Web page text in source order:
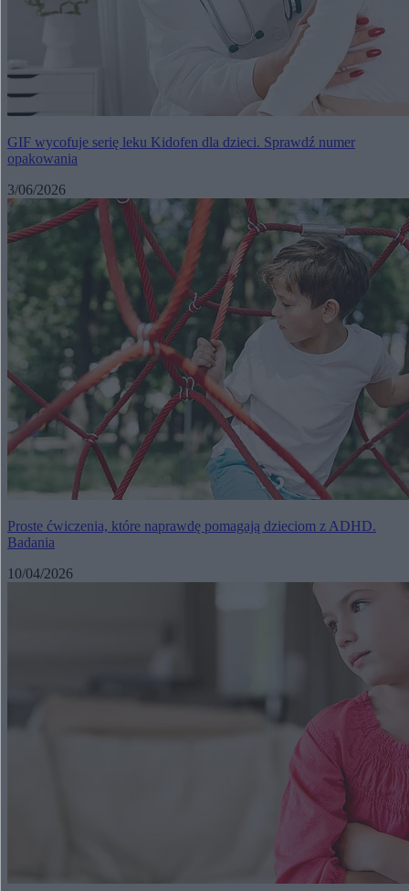
GIF wycofuje serię leku Kidofen dla dzieci. Sprawdź numer
opakowania
3/06/2026
Proste ćwiczenia, które naprawdę pomagają dzieciom z ADHD.
Badania
10/04/2026